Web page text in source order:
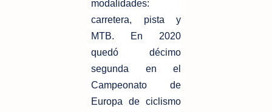
modalidades:
carretera, pista y
MTB. En 2020
quedó décimo
segunda en el
Campeonato de
Europa de ciclismo